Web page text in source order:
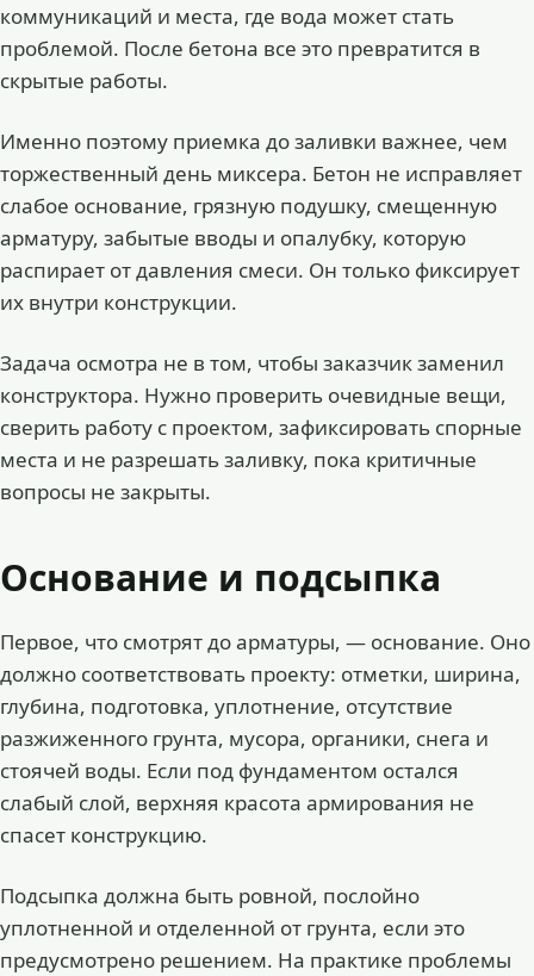
коммуникаций и места, где вода может стать
проблемой. После бетона все это превратится в
скрытые работы.
Именно поэтому приемка до заливки важнее, чем
торжественный день миксера. Бетон не исправляет
слабое основание, грязную подушку, смещенную
арматуру, забытые вводы и опалубку, которую
распирает от давления смеси. Он только фиксирует
их внутри конструкции.
Задача осмотра не в том, чтобы заказчик заменил
конструктора. Нужно проверить очевидные вещи,
сверить работу с проектом, зафиксировать спорные
места и не разрешать заливку, пока критичные
вопросы не закрыты.
Основание и подсыпка
Первое, что смотрят до арматуры, — основание. Оно
должно соответствовать проекту: отметки, ширина,
глубина, подготовка, уплотнение, отсутствие
разжиженного грунта, мусора, органики, снега и
стоячей воды. Если под фундаментом остался
слабый слой, верхняя красота армирования не
спасет конструкцию.
Подсыпка должна быть ровной, послойно
уплотненной и отделенной от грунта, если это
предусмотрено решением. На практике проблемы